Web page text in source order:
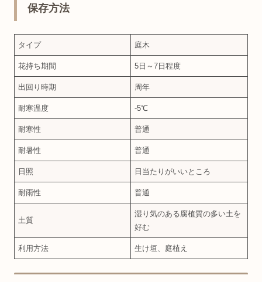
保存方法
タイプ 庭木
花持ち期間 5日～7日程度
出回り時期 周年
耐寒温度 ‐5℃
耐寒性 普通
耐暑性 普通
日照 日当たりがいいところ
耐雨性 普通
土質
湿り気のある腐植質の多い土を
好む
利用方法 生け垣、庭植え